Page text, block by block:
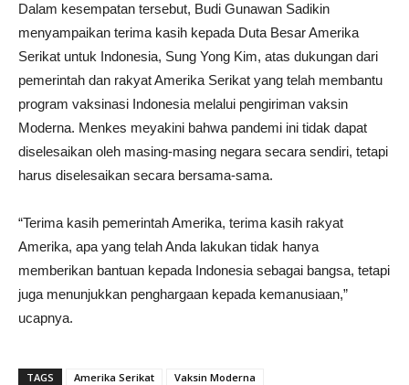
Dalam kesempatan tersebut, Budi Gunawan Sadikin
menyampaikan terima kasih kepada Duta Besar Amerika
Serikat untuk Indonesia, Sung Yong Kim, atas dukungan dari
pemerintah dan rakyat Amerika Serikat yang telah membantu
program vaksinasi Indonesia melalui pengiriman vaksin
Moderna. Menkes meyakini bahwa pandemi ini tidak dapat
diselesaikan oleh masing-masing negara secara sendiri, tetapi
harus diselesaikan secara bersama-sama.
“Terima kasih pemerintah Amerika, terima kasih rakyat
Amerika, apa yang telah Anda lakukan tidak hanya
memberikan bantuan kepada Indonesia sebagai bangsa, tetapi
juga menunjukkan penghargaan kepada kemanusiaan,”
ucapnya.
TAGS Amerika Serikat Vaksin Moderna